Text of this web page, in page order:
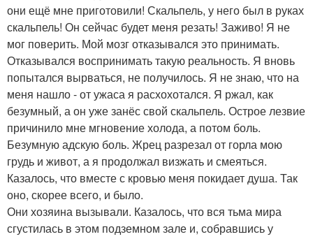
они ещё мне приготовили! Скальпель, у него был в руках
скальпель! Он сейчас будет меня резать! Заживо! Я не
мог поверить. Мой мозг отказывался это принимать.
Отказывался воспринимать такую реальность. Я вновь
попытался вырваться, не получилось. Я не знаю, что на
меня нашло - от ужаса я расхохотался. Я ржал, как
безумный, а он уже занёс свой скальпель. Острое лезвие
причинило мне мгновение холода, а потом боль.
Безумную адскую боль. Жрец разрезал от горла мою
грудь и живот, а я продолжал визжать и смеяться.
Казалось, что вместе с кровью меня покидает душа. Так
оно, скорее всего, и было.
Они хозяина вызывали. Казалось, что вся тьма мира
сгустилась в этом подземном зале и, собравшись у